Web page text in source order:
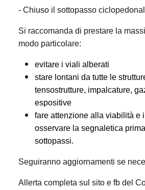
- Chiuso il sottopasso
Si raccomanda di prestare la
modo particolare:
evitare i viali alberati
stare lontani da tutte le
tensostrutture, impalcature,
espositive
fare attenzione alla viabilità e
osservare la segnaletica
sottopassi.
Seguiranno aggiornamenti se
Allerta completa sul sito e fb del